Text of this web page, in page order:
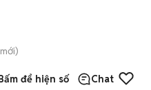
mới)
để hiện số Chat